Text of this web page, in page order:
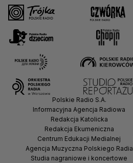
Polskie Radio S.A.
Informacyjna Agencja Radiowa
Redakcja Katolicka
Redakcja Ekumeniczna
Centrum Edukacji Medialnej
Agencja Muzyczna Polskiego Radia
Studia nagraniowe i koncertowe